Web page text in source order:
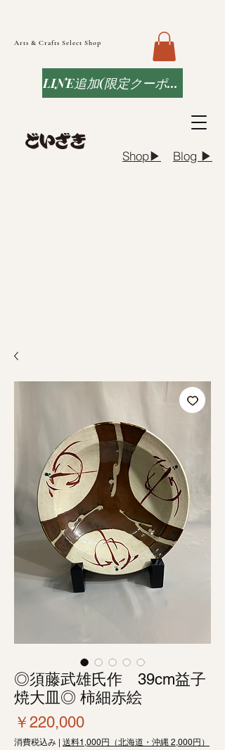
Arts & Crafts Select Shop
Blog ▶︎
Shop▶︎
LINE追加(限定クーポンなど)
◎須藤武雄氏作 39cm益子
焼大皿◎ 柿細赤絵
￥220,000価
格
消費税込み 送料1,000円（北海道・沖縄 2,000円）